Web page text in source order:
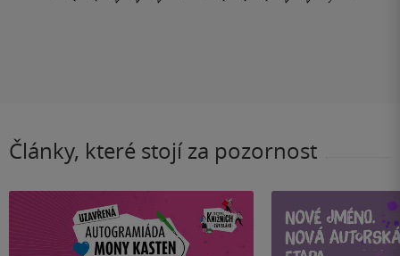
Články, které stojí za pozornost